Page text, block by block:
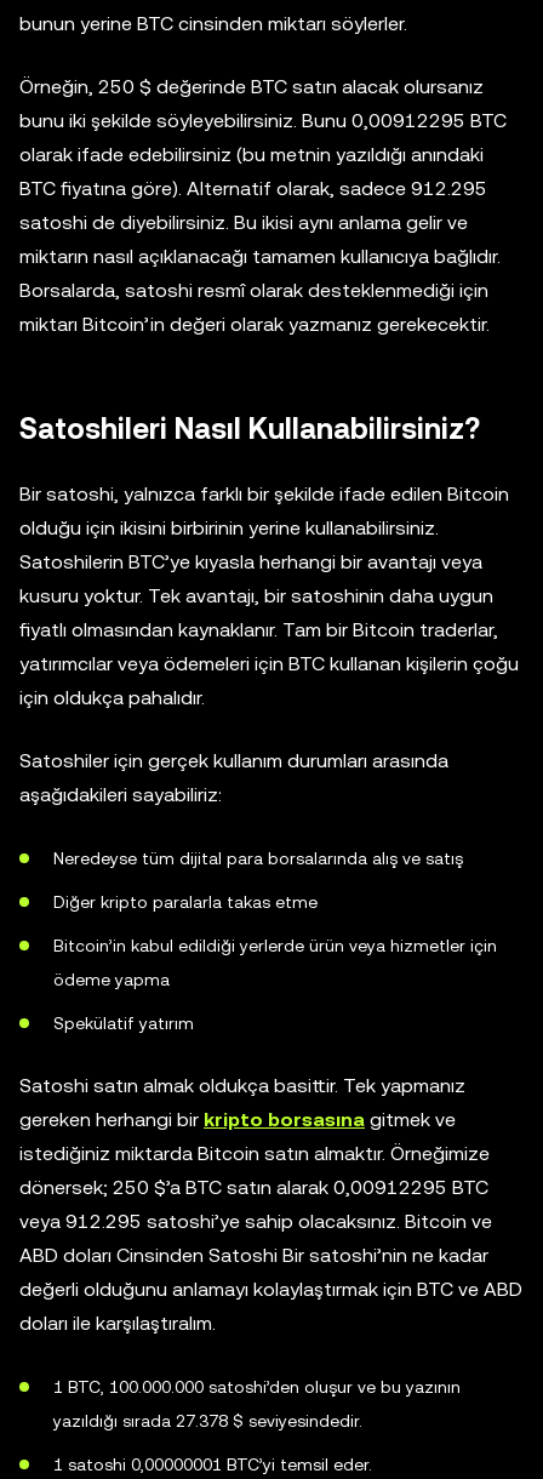
bunun yerine BTC cinsinden miktarı söylerler.
Örneğin, 250 $ değerinde BTC satın alacak olursanız
bunu iki şekilde söyleyebilirsiniz. Bunu 0,00912295 BTC
olarak ifade edebilirsiniz (bu metnin yazıldığı anındaki
BTC fiyatına göre). Alternatif olarak, sadece 912.295
satoshi de diyebilirsiniz. Bu ikisi aynı anlama gelir ve
miktarın nasıl açıklanacağı tamamen kullanıcıya bağlıdır.
Borsalarda, satoshi resmî olarak desteklenmediği için
miktarı Bitcoin’in değeri olarak yazmanız gerekecektir.
Satoshileri Nasıl Kullanabilirsiniz?
Bir satoshi, yalnızca farklı bir şekilde ifade edilen Bitcoin
olduğu için ikisini birbirinin yerine kullanabilirsiniz.
Satoshilerin BTC’ye kıyasla herhangi bir avantajı veya
kusuru yoktur. Tek avantajı, bir satoshinin daha uygun
fiyatlı olmasından kaynaklanır. Tam bir Bitcoin traderlar,
yatırımcılar veya ödemeleri için BTC kullanan kişilerin çoğu
için oldukça pahalıdır.
Satoshiler için gerçek kullanım durumları arasında
aşağıdakileri sayabiliriz:
Neredeyse tüm dijital para borsalarında alış ve satış
Diğer kripto paralarla takas etme
Bitcoin’in kabul edildiği yerlerde ürün veya hizmetler için
ödeme yapma
Spekülatif yatırım
Satoshi satın almak oldukça basittir. Tek yapmanız
gereken herhangi bir kripto borsasına gitmek ve
istediğiniz miktarda Bitcoin satın almaktır. Örneğimize
dönersek; 250 $’a BTC satın alarak 0,00912295 BTC
veya 912.295 satoshi’ye sahip olacaksınız. Bitcoin ve
ABD doları Cinsinden Satoshi Bir satoshi’nin ne kadar
değerli olduğunu anlamayı kolaylaştırmak için BTC ve ABD
doları ile karşılaştıralım.
1 BTC, 100.000.000 satoshi’den oluşur ve bu yazının
yazıldığı sırada 27.378 $ seviyesindedir.
1 satoshi 0,00000001 BTC’yi temsil eder.